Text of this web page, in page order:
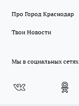
Про Город Краснодар
Твои Новости
Мы в социальных сетях